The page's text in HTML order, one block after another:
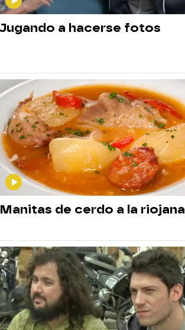
Jugando a hacerse fotos
Manitas de cerdo a la riojana